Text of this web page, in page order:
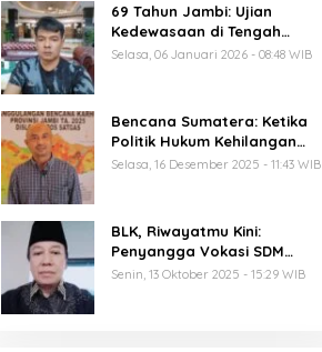
69 Tahun Jambi: Ujian
Kedewasaan di Tengah
Keterbatasan Anggaran
Selasa, 06 Januari 2026 - 08:48 WIB
Bencana Sumatera: Ketika
Politik Hukum Kehilangan
Arah dan Negara Kehilangan
Selasa, 16 Desember 2025 - 11:43 WIB
BLK, Riwayatmu Kini:
Penyangga Vokasi SDM
Provinsi Jambi
Senin, 13 Oktober 2025 - 15:29 WIB